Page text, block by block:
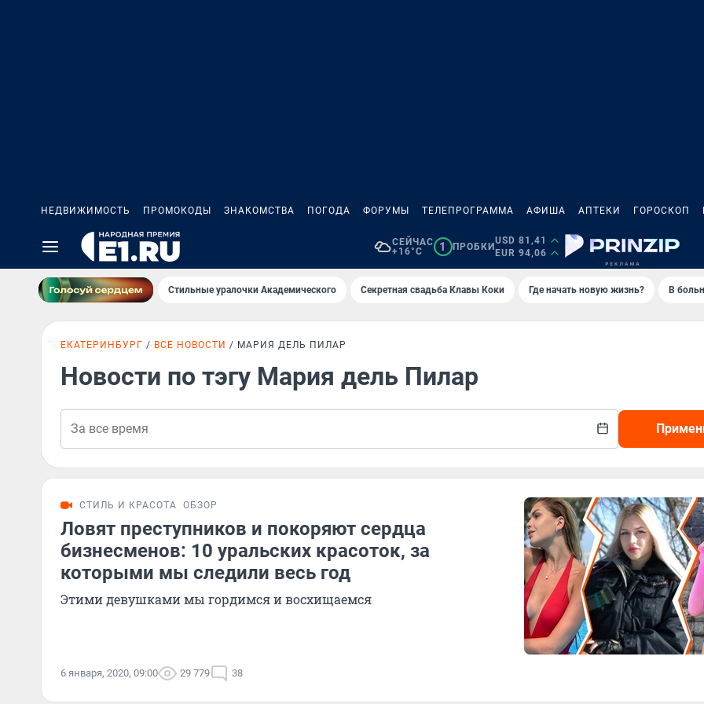
НЕДВИЖИМОСТЬ ПРОМОКОДЫ ЗНАКОМСТВА ПОГОДА ФОРУМЫ ТЕЛЕПРОГРАММА АФИША АПТЕКИ ГОРОСКОП
СЕЙЧАС
+16°C
1 ПРОБКИ
USD 81,41
EUR 94,06
Стильные уралочки Академического Секретная свадьба Клавы Коки Где начать новую жизнь? В
ЕКАТЕРИНБУРГ ВСЕ НОВОСТИ МАРИЯ ДЕЛЬ ПИЛАР
Новости по тэгу Мария дель Пилар
СТИЛЬ И КРАСОТА ОБЗОР
Ловят преступников и покоряют сердца
бизнесменов: 10 уральских красоток, за
которыми мы следили весь год
Этими девушками мы гордимся и восхищаемся
6 января, 2020, 09:00 29 779 38